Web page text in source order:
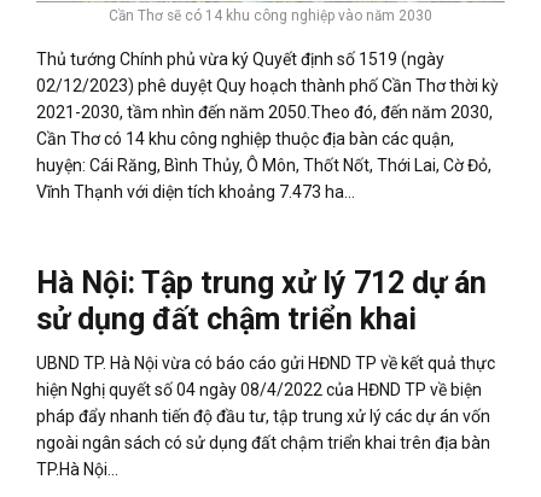
Cần Thơ sẽ có 14 khu công nghiệp vào năm 2030
Thủ tướng Chính phủ vừa ký Quyết định số 1519 (ngày
02/12/2023) phê duyệt Quy hoạch thành phố Cần Thơ thời kỳ
2021-2030, tầm nhìn đến năm 2050.Theo đó, đến năm 2030,
Cần Thơ có 14 khu công nghiệp thuộc địa bàn các quận,
huyện: Cái Răng, Bình Thủy, Ô Môn, Thốt Nốt, Thới Lai, Cờ Đỏ,
Vĩnh Thạnh với diện tích khoảng 7.473 ha…
Hà Nội: Tập trung xử lý 712 dự án
sử dụng đất chậm triển khai
UBND TP. Hà Nội vừa có báo cáo gửi HĐND TP về kết quả thực
hiện Nghị quyết số 04 ngày 08/4/2022 của HĐND TP về biện
pháp đẩy nhanh tiến độ đầu tư, tập trung xử lý các dự án vốn
ngoài ngân sách có sử dụng đất chậm triển khai trên địa bàn
TP.Hà Nội…